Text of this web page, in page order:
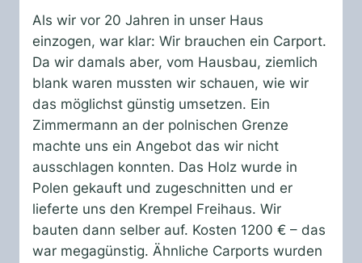
Als wir vor 20 Jahren in unser Haus
einzogen, war klar: Wir brauchen ein Carport.
Da wir damals aber, vom Hausbau, ziemlich
blank waren mussten wir schauen, wie wir
das möglichst günstig umsetzen. Ein
Zimmermann an der polnischen Grenze
machte uns ein Angebot das wir nicht
ausschlagen konnten. Das Holz wurde in
Polen gekauft und zugeschnitten und er
lieferte uns den Krempel Freihaus. Wir
bauten dann selber auf. Kosten 1200 € – das
war megagünstig. Ähnliche Carports wurden